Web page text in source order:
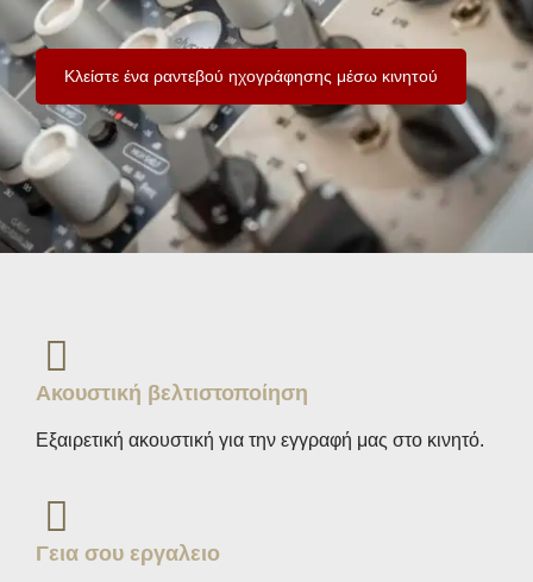
Κλείστε ένα ραντεβού ηχογράφησης μέσω κινητού
Ακουστική βελτιστοποίηση
Εξαιρετική ακουστική για την εγγραφή μας στο κινητό.
Γεια σου εργαλειο